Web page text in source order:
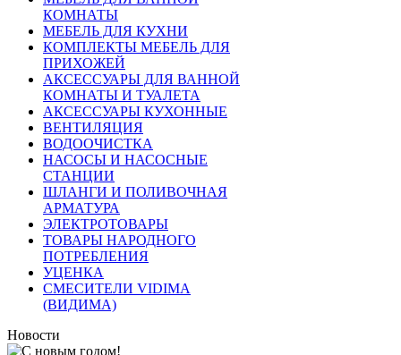
КОМНАТЫ
МЕБЕЛЬ ДЛЯ КУХНИ
КОМПЛЕКТЫ МЕБЕЛЬ ДЛЯ
ПРИХОЖЕЙ
АКСЕССУАРЫ ДЛЯ ВАННОЙ
КОМНАТЫ И ТУАЛЕТА
АКСЕССУАРЫ КУХОННЫЕ
ВЕНТИЛЯЦИЯ
ВОДООЧИСТКА
НАСОСЫ И НАСОСНЫЕ
СТАНЦИИ
ШЛАНГИ И ПОЛИВОЧНАЯ
АРМАТУРА
ЭЛЕКТРОТОВАРЫ
ТОВАРЫ НАРОДНОГО
ПОТРЕБЛЕНИЯ
УЦЕНКА
СМЕСИТЕЛИ VIDIMA
(ВИДИМА)
Новости